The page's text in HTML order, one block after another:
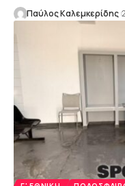
Παύλος Καλεμκερίδης